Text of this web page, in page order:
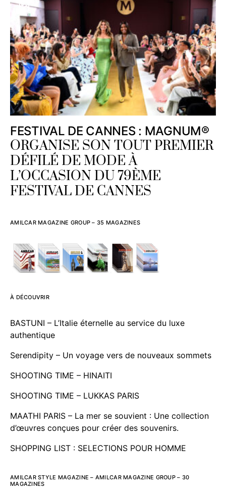
FESTIVAL DE CANNES : MAGNUM®
ORGANISE SON TOUT PREMIER
DÉFILÉ DE MODE À
L’OCCASION DU 79ÈME
FESTIVAL DE CANNES
AMILCAR MAGAZINE GROUP – 35 MAGAZINES
À DÉCOUVRIR
BASTUNI – L’Italie éternelle au service du luxe
authentique
Serendipity – Un voyage vers de nouveaux sommets
SHOOTING TIME – HINAITI
SHOOTING TIME – LUKKAS PARIS
MAATHI PARIS – La mer se souvient : Une collection
d’œuvres conçues pour créer des souvenirs.
SHOPPING LIST : SELECTIONS POUR HOMME
AMILCAR STYLE MAGAZINE – AMILCAR MAGAZINE GROUP – 30
MAGAZINES